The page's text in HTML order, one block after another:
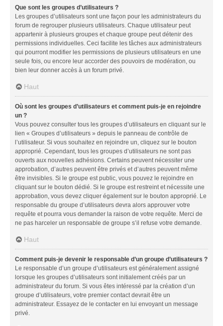
Que sont les groupes d’utilisateurs ?
Les groupes d’utilisateurs sont une façon pour les administrateurs du
forum de regrouper plusieurs utilisateurs. Chaque utilisateur peut
appartenir à plusieurs groupes et chaque groupe peut détenir des
permissions individuelles. Ceci facilite les tâches aux administrateurs
qui pourront modifier les permissions de plusieurs utilisateurs en une
seule fois, ou encore leur accorder des pouvoirs de modération, ou
bien leur donner accès à un forum privé.
Haut
Où sont les groupes d’utilisateurs et comment puis-je en rejoindre
un ?
Vous pouvez consulter tous les groupes d’utilisateurs en cliquant sur le
lien « Groupes d’utilisateurs » depuis le panneau de contrôle de
l’utilisateur. Si vous souhaitez en rejoindre un, cliquez sur le bouton
approprié. Cependant, tous les groupes d’utilisateurs ne sont pas
ouverts aux nouvelles adhésions. Certains peuvent nécessiter une
approbation, d’autres peuvent être privés et d’autres peuvent même
être invisibles. Si le groupe est public, vous pouvez le rejoindre en
cliquant sur le bouton dédié. Si le groupe est restreint et nécessite une
approbation, vous devez cliquer également sur le bouton approprié. Le
responsable du groupe d’utilisateurs devra alors approuver votre
requête et pourra vous demander la raison de votre requête. Merci de
ne pas harceler un responsable de groupe s’il refuse votre demande.
Haut
Comment puis-je devenir le responsable d’un groupe d’utilisateurs ?
Le responsable d’un groupe d’utilisateurs est généralement assigné
lorsque les groupes d’utilisateurs sont initialement créés par un
administrateur du forum. Si vous êtes intéressé par la création d’un
groupe d’utilisateurs, votre premier contact devrait être un
administrateur. Essayez de le contacter en lui envoyant un message
privé.